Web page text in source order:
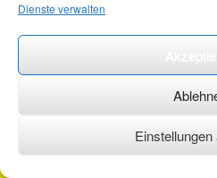
Dienste verwalten
©2026 ·erstehilfekurs-mauch.de ·AGB ·